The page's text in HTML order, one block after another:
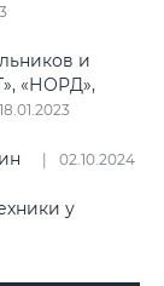
и
«НОРД»,
18.01.2023
02.10.2024
у